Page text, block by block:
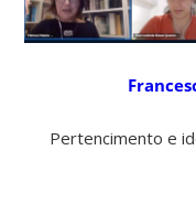
Pertencimento e